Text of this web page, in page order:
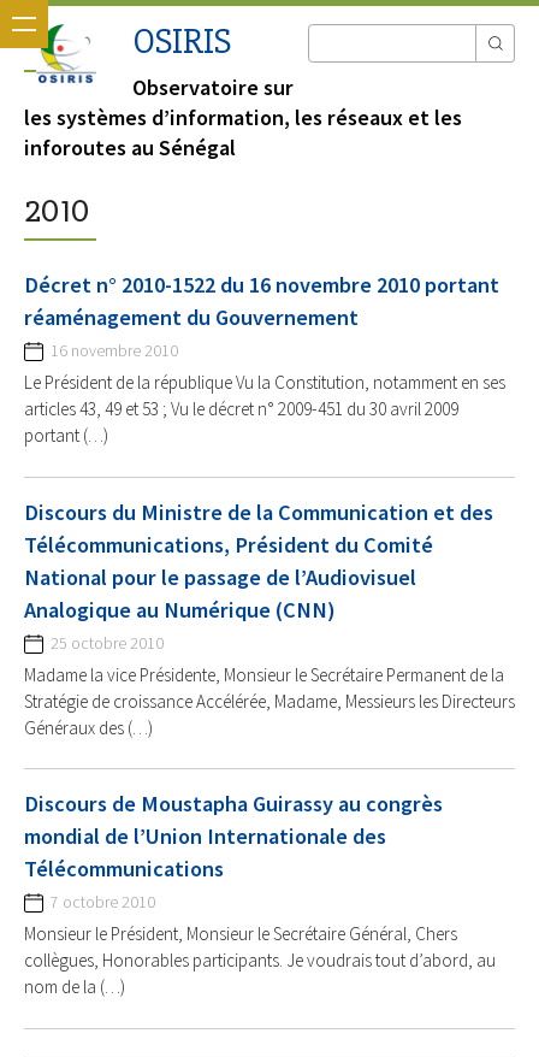
OSIRIS
Observatoire sur
les systèmes d’information, les réseaux et les
inforoutes au Sénégal
2010
Décret n° 2010-1522 du 16 novembre 2010 portant
réaménagement du Gouvernement
16 novembre 2010
Le Président de la république Vu la Constitution, notamment en ses
articles 43, 49 et 53 ; Vu le décret n° 2009-451 du 30 avril 2009
portant (…)
Discours du Ministre de la Communication et des
Télécommunications, Président du Comité
National pour le passage de l’Audiovisuel
Analogique au Numérique (CNN)
25 octobre 2010
Madame la vice Présidente, Monsieur le Secrétaire Permanent de la
Stratégie de croissance Accélérée, Madame, Messieurs les Directeurs
Généraux des (…)
Discours de Moustapha Guirassy au congrès
mondial de l’Union Internationale des
Télécommunications
7 octobre 2010
Monsieur le Président, Monsieur le Secrétaire Général, Chers
collègues, Honorables participants. Je voudrais tout d’abord, au
nom de la (…)